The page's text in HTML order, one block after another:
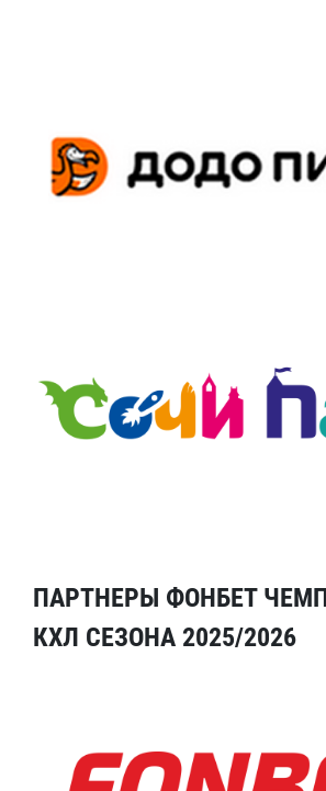
ПАРТНЕРЫ ФОНБЕТ
КХЛ СЕЗОНА 2025/2026